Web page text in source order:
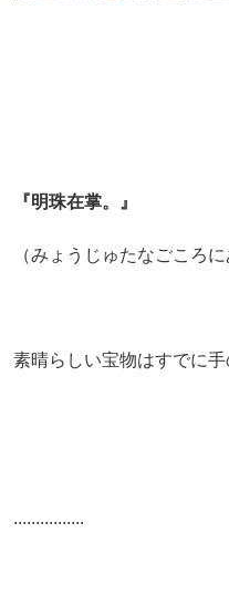
『明珠在掌。』
（みょうじゅたなごころに
素晴らしい宝物はすでに手
................